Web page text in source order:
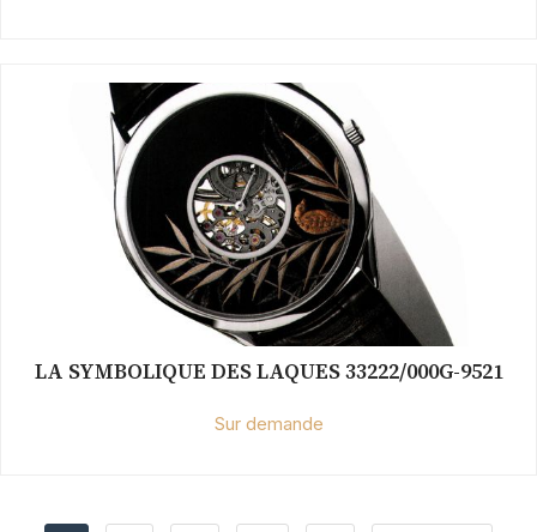
LA SYMBOLIQUE DES LAQUES 33222/000G-9521
Sur demande